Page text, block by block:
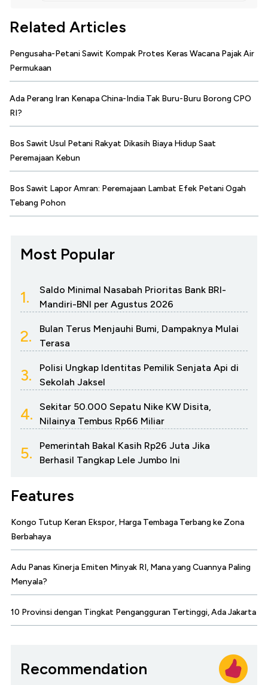
Related Articles
Pengusaha-Petani Sawit Kompak Protes Keras Wacana Pajak Air
Permukaan
Ada Perang Iran Kenapa China-India Tak Buru-Buru Borong CPO
RI?
Bos Sawit Usul Petani Rakyat Dikasih Biaya Hidup Saat
Peremajaan Kebun
Bos Sawit Lapor Amran: Peremajaan Lambat Efek Petani Ogah
Tebang Pohon
Most Popular
1.
Saldo Minimal Nasabah Prioritas Bank BRI-
Mandiri-BNI per Agustus 2026
2.
Bulan Terus Menjauhi Bumi, Dampaknya Mulai
Terasa
3.
Polisi Ungkap Identitas Pemilik Senjata Api di
Sekolah Jaksel
4.
Sekitar 50.000 Sepatu Nike KW Disita,
Nilainya Tembus Rp66 Miliar
5.
Pemerintah Bakal Kasih Rp26 Juta Jika
Berhasil Tangkap Lele Jumbo Ini
Features
Kongo Tutup Keran Ekspor, Harga Tembaga Terbang ke Zona
Berbahaya
Adu Panas Kinerja Emiten Minyak RI, Mana yang Cuannya Paling
Menyala?
10 Provinsi dengan Tingkat Pengangguran Tertinggi, Ada Jakarta
Recommendation